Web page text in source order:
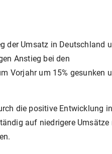
der Umsatz in Deutschland
Anstieg bei den
Vorjahr um 15% gesunken
die positive Entwicklung in
auf niedrigere Umsätze